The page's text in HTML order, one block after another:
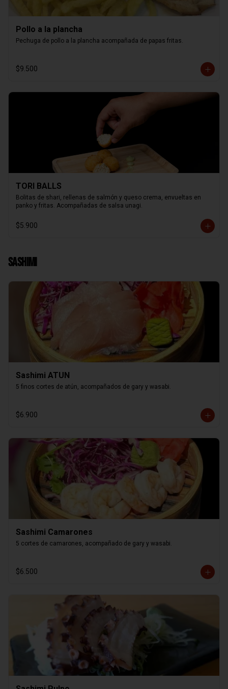
Pollo a la plancha
Pechuga de pollo a la plancha acompañada de papas fritas.
$9.500
TORI BALLS
Bolitas de shari, rellenas de salmón y queso crema, envueltas en
panko y fritas. Acompañadas de salsa unagi.
$5.900
Sashimi
Sashimi ATUN
5 finos cortes de atún, acompañados de gary y wasabi.
$6.900
Sashimi Camarones
5 cortes de camarones, acompañado de gary y wasabi.
$6.500